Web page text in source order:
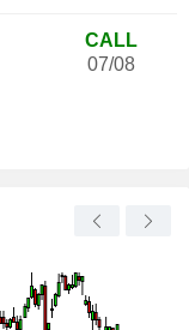
CALL
07/08